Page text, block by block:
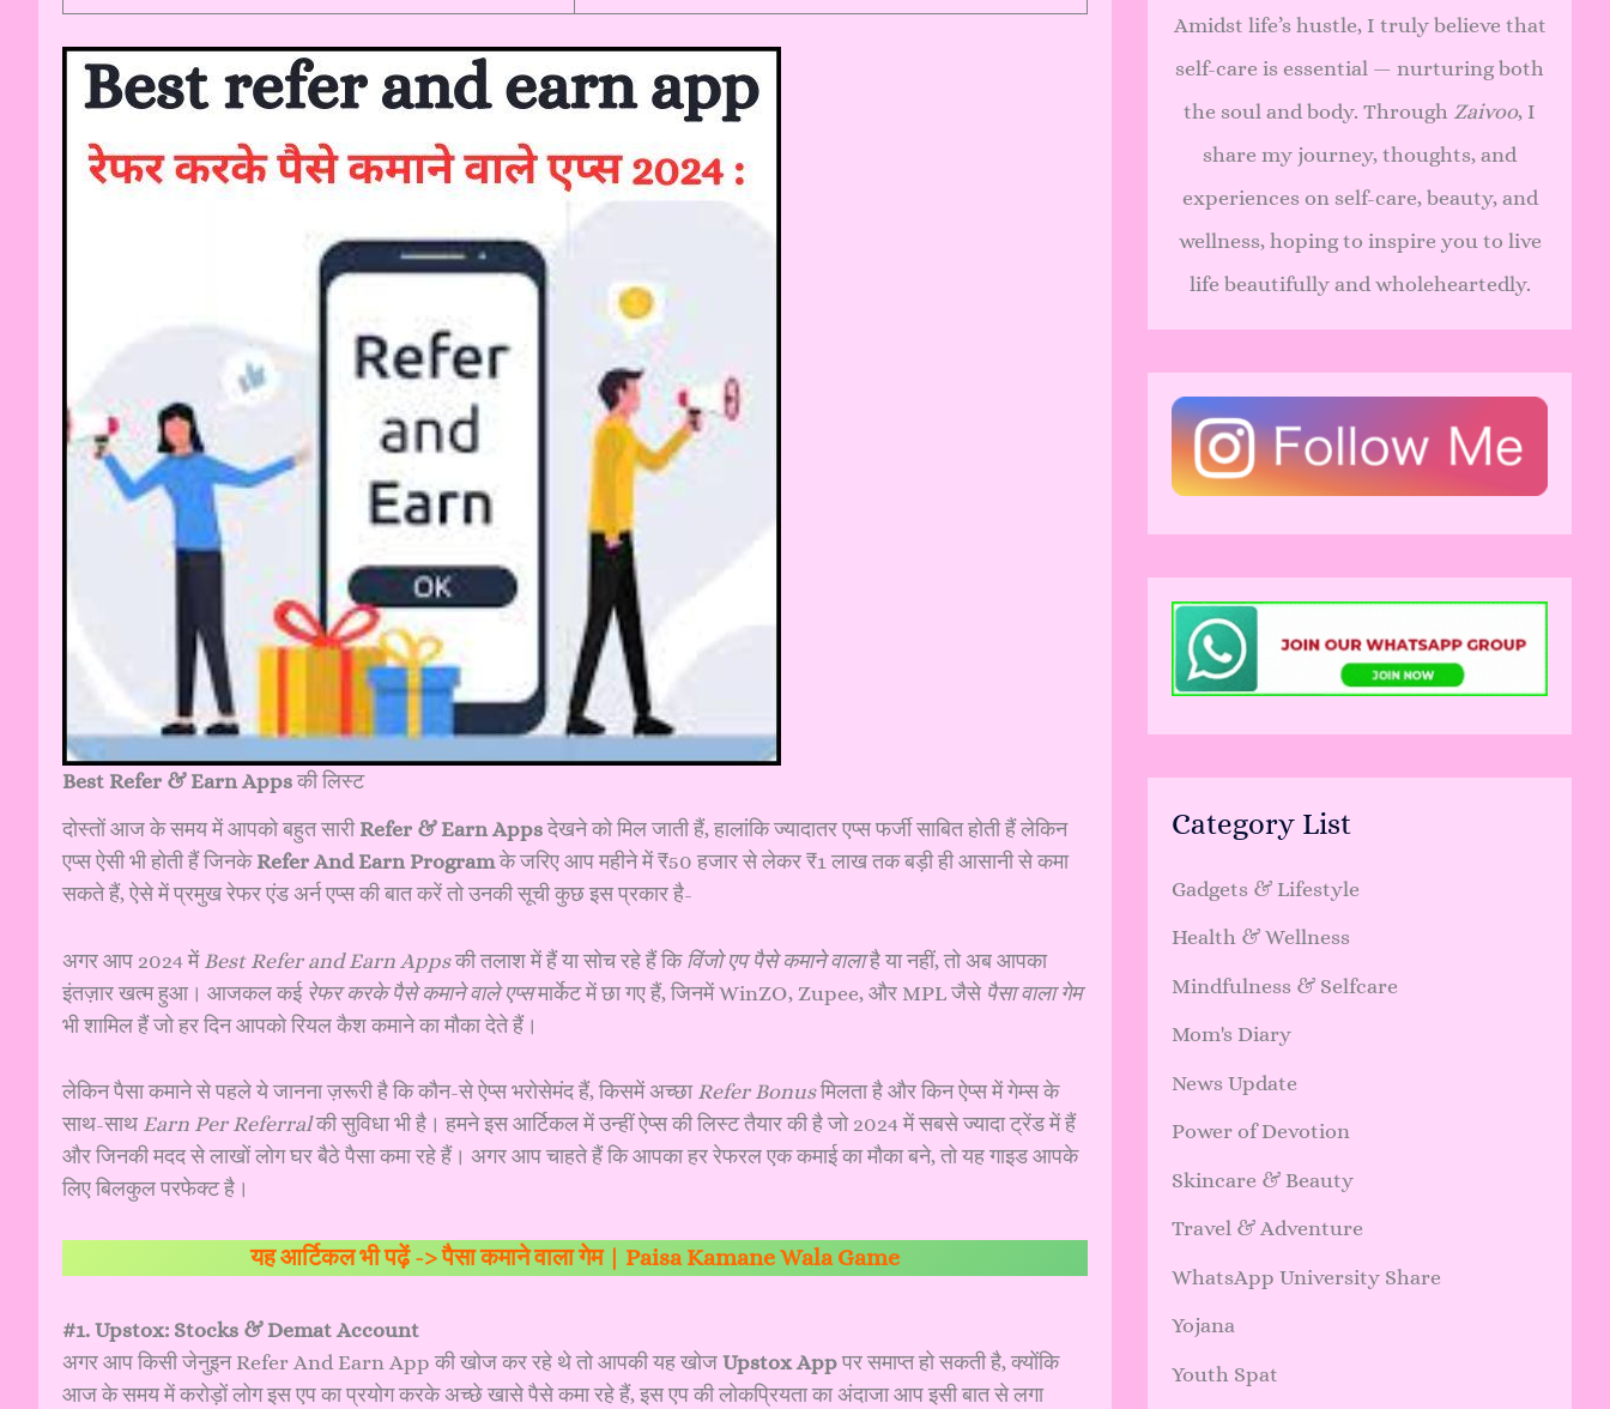
Best Refer & Earn Appsकी लिस्ट
दोस्तों आज के समय में आपको बहुत सारी Refer & Earn Appsदेखने को मिल जाती हैं, हालांकि ज्यादातर एप्स फर्जी साबित होती हैं लेकिन
एप्स ऐसी भी होती हैं जिनके Refer And Earn Programके जरिए आप महीने में ₹50 हजार से लेकर ₹1 लाख तक बड़ी ही आसानी से कमा
सकते हैं, ऐसे में प्रमुख रेफर एंड अर्न एप्स की बात करें तो उनकी सूची कुछ इस प्रकार है-
अगर आप 2024 में Best Refer and Earn Appsकी तलाश में हैं या सोच रहे हैं कि विंजो एप पैसे कमाने वालाहै या नहीं, तो अब आपका
इंतज़ार खत्म हुआ। आजकल कई रेफर करके पैसे कमाने वाले एप्समार्केट में छा गए हैं, जिनमें WinZO, Zupee, और MPL जैसे पैसा वाला गेम
भी शामिल हैं जो हर दिन आपको रियल कैश कमाने का मौका देते हैं।
लेकिन पैसा कमाने से पहले ये जानना ज़रूरी है कि कौन-से ऐप्स भरोसेमंद हैं, किसमें अच्छा Refer Bonusमिलता है और किन ऐप्स में गेम्स के
साथ-साथ Earn Per Referralकी सुविधा भी है। हमने इस आर्टिकल में उन्हीं ऐप्स की लिस्ट तैयार की है जो 2024 में सबसे ज्यादा ट्रेंड में हैं
और जिनकी मदद से लाखों लोग घर बैठे पैसा कमा रहे हैं। अगर आप चाहते हैं कि आपका हर रेफरल एक कमाई का मौका बने, तो यह गाइड आपके
लिए बिलकुल परफेक्ट है।
यह आर्टिकल भी पढ़ें ->पैसा कमाने वाला गेम | Paisa Kamane Wala Game
#1. Upstox: Stocks & Demat Account
अगर आप किसी जेनुइन Refer And Earn App की खोज कर रहे थे तो आपकी यह खोज Upstox Appपर समाप्त हो सकती है, क्योंकि
आज के समय में करोड़ों लोग इस एप का प्रयोग करके अच्छे खासे पैसे कमा रहे हैं, इस एप की लोकप्रियता का अंदाजा आप इसी बात से लगा
Amidst life’s hustle, I truly believe that
self-care is essential — nurturing both
the soul and body. Through Zaivoo, I
share my journey, thoughts, and
experiences on self-care, beauty, and
wellness, hoping to inspire you to live
life beautifully and wholeheartedly.
Category List
Gadgets & Lifestyle
Health & Wellness
Mindfulness & Selfcare
Mom's Diary
News Update
Power of Devotion
Skincare & Beauty
Travel & Adventure
WhatsApp University Share
Yojana
Youth Spat